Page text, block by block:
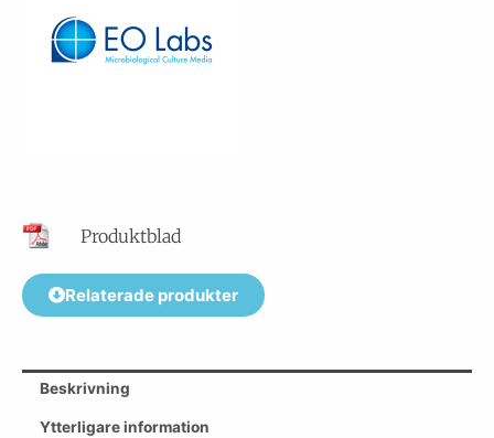
Produktblad
Relaterade produkter
Beskrivning
Ytterligare information